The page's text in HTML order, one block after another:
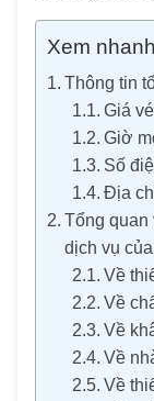
Xem
Thông tin
Giá vé
Giờ
Số
Địa
Tổng
dịch vụ
Về
Về
Về
Về
Về